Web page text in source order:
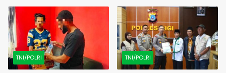
TNI/POLRI TNI/POLRI